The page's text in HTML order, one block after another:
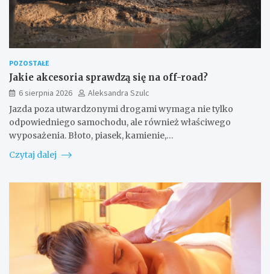
POZOSTAŁE
Jakie akcesoria sprawdzą się na off-road?
6 sierpnia 2026
Aleksandra Szulc
Jazda poza utwardzonymi drogami wymaga nie tylko
odpowiedniego samochodu, ale również właściwego
wyposażenia. Błoto, piasek, kamienie,…
Czytaj dalej